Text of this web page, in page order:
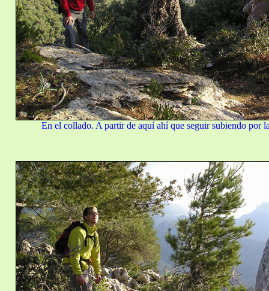
En el collado. A partir de aquí ahí que seguir subiendo por